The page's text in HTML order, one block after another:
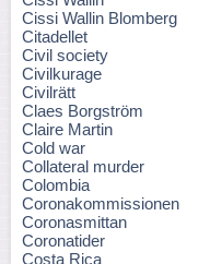
Cissi Wallin Blomberg
Citadellet
Civil society
Civilkurage
Civilrätt
Claes Borgström
Claire Martin
Cold war
Collateral murder
Colombia
Coronakommissionen
Coronasmittan
Coronatider
Costa Rica